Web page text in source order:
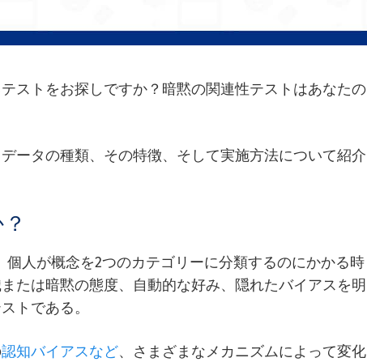
ストをお探しですか？暗黙の関連性テストはあなたの
ータの種類、その特徴、そして実施方法について紹介
人が概念を2つのカテゴリーに分類するのにかかる時
たは暗黙の態度、自動的な好み、隠れたバイアスを明
トである。
認知バイアスなど、さまざまなメカニズムによって変化